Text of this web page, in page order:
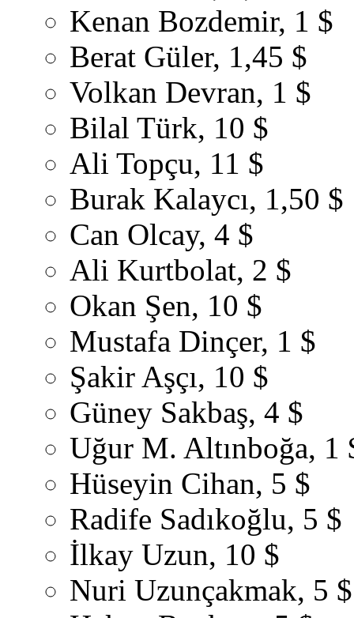
Kenan Bozdemir, 1 $
Berat Güler, 1,45 $
Volkan Devran, 1 $
Bilal Türk, 10 $
Ali Topçu, 11 $
Burak Kalaycı, 1,50 $
Can Olcay, 4 $
Ali Kurtbolat, 2 $
Okan Şen, 10 $
Mustafa Dinçer, 1 $
Şakir Aşçı, 10 $
Güney Sakbaş, 4 $
Uğur M. Altınboğa, 1
Hüseyin Cihan, 5 $
Radife Sadıkoğlu, 5 $
İlkay Uzun, 10 $
Nuri Uzunçakmak, 5 $